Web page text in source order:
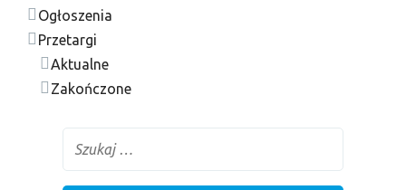
Ogłoszenia
Przetargi
Aktualne
Zakończone